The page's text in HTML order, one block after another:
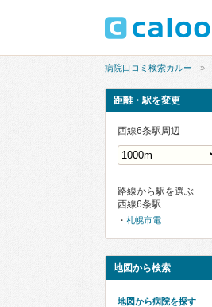
病院口コミ検索カルー
距離・駅を変更
西線6条駅周辺
路線から駅を選ぶ
西線6条駅
札幌市電
地図から検索
地図から病院を探す